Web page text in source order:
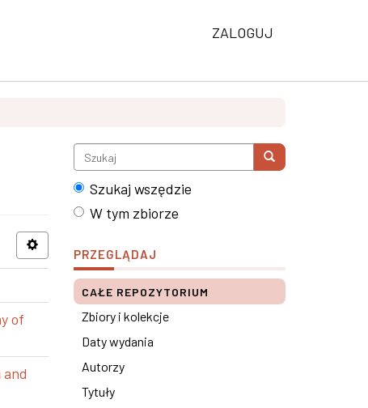
ZALOGUJ
of
Szukaj wszędzie
W tym zbiorze
PRZEGLĄDAJ
CAŁE REPOZYTORIUM
Zbiory i kolekcje
Daty wydania
Autorzy
Tytuły